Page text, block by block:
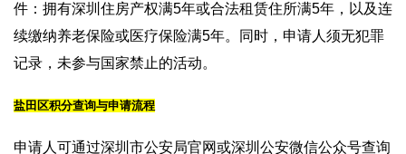
件：拥有深圳住房产权满5年或合法租赁住所满5年，以及连
续缴纳养老保险或医疗保险满5年。同时，申请人须无犯罪
记录，未参与国家禁止的活动。
盐田区积分查询与申请流程
申请人可通过深圳市公安局官网或深圳公安微信公众号查询